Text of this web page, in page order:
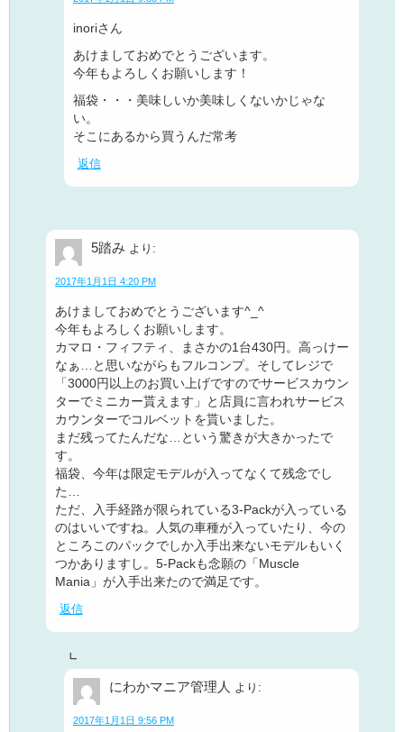
inoriさん
あけましておめでとうございます。
今年もよろしくお願いします！
福袋・・・美味しいか美味しくないかじゃな
い。
そこにあるから買うんだ常考
返信
5踏み より:
2017年1月1日 4:20 PM
あけましておめでとうございます^_^
今年もよろしくお願いします。
カマロ・フィフティ、まさかの1台430円。高っけー
なぁ…と思いながらもフルコンプ。そしてレジで
「3000円以上のお買い上げですのでサービスカウン
ターでミニカー貰えます」と店員に言われサービス
カウンターでコルベットを貰いました。
まだ残ってたんだな…という驚きが大きかったで
す。
福袋、今年は限定モデルが入ってなくて残念でし
た…
ただ、入手経路が限られている3-Packが入っている
のはいいですね。人気の車種が入っていたり、今の
ところこのパックでしか入手出来ないモデルもいく
つかありますし。5-Packも念願の「Muscle
Mania」が入手出来たので満足です。
返信
にわかマニア管理人 より:
2017年1月1日 9:56 PM